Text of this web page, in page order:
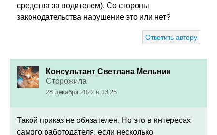
средства за водителем). Со стороны
законодательства нарушение это или нет?
Ответить автору
Консультант Светлана Мельник
Сторожила
28 декабря 2022 в 13:26
Такой приказ не обязателен. Но это в интересах
самого работодателя, если несколько